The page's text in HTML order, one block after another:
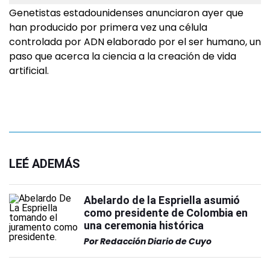
Genetistas estadounidenses anunciaron ayer que
han producido por primera vez una célula
controlada por ADN elaborado por el ser humano, un
paso que acerca la ciencia a la creación de vida
artificial.
LEÉ ADEMÁS
Abelardo de la Espriella asumió
como presidente de Colombia en
una ceremonia histórica
PorRedacción Diario de Cuyo